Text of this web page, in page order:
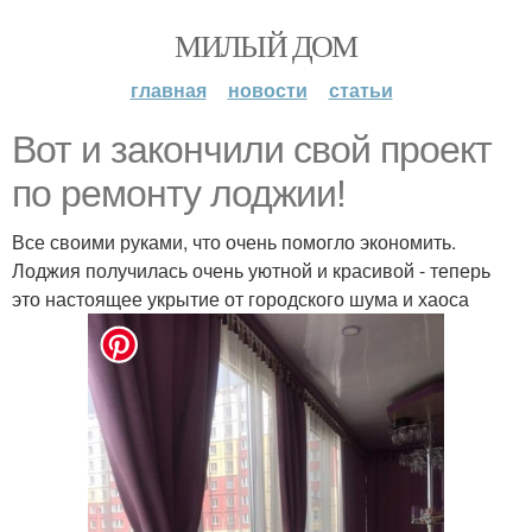
МИЛЫЙ ДОМ
главная новости статьи
Вот и закончили свой проект
по ремонту лоджии!
Все своими руками, что очень помогло экономить.
Лоджия получилась очень уютной и красивой - теперь
это настоящее укрытие от городского шума и хаоса